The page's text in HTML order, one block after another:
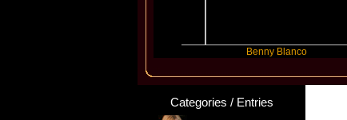
Benny Blanco
Categories / Entries